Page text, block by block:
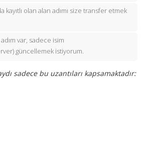
kayıtlı olan alan adımı size transfer etmek
var, sadece isim
güncellemek istiyorum.
sadece bu uzantıları kapsamaktadır: